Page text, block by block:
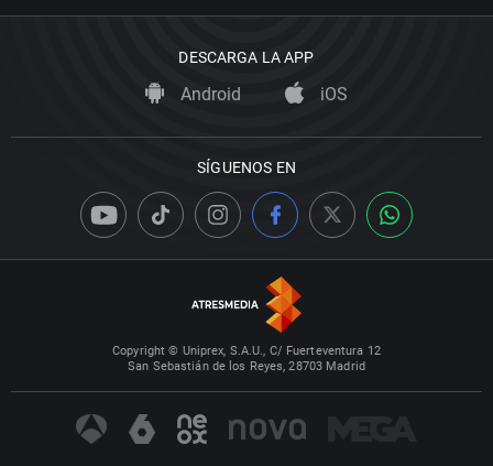
DESCARGA LA APP
Android iOS
SÍGUENOS EN
Copyright © Uniprex, S.A.U., C/ Fuerteventura 12
San Sebastián de los Reyes, 28703 Madrid